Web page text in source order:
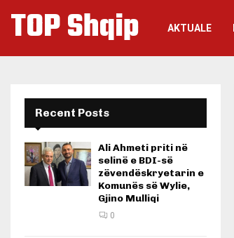
TOP Shqip AKTUALE
Recent Posts
Ali Ahmeti priti në
selinë e BDI-së
zëvendëskryetarin e
Komunës së Wylie,
Gjino Mulliqi
0